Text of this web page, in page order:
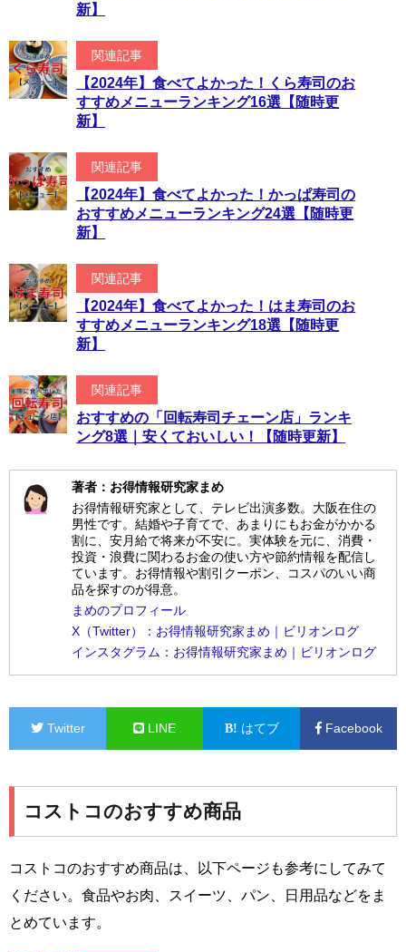
新】
関連記事
【2024年】食べてよかった！くら寿司のお
すすめメニューランキング16選【随時更
新】
関連記事
【2024年】食べてよかった！かっぱ寿司の
おすすめメニューランキング24選【随時更
新】
関連記事
【2024年】食べてよかった！はま寿司のお
すすめメニューランキング18選【随時更
新】
関連記事
おすすめの「回転寿司チェーン店」ランキ
ング8選｜安くておいしい！【随時更新】
著者：お得情報研究家まめ
お得情報研究家として、テレビ出演多数。大阪在住の
男性です。結婚や子育てで、あまりにもお金がかかる
割に、安月給で将来が不安に。実体験を元に、消費・
投資・浪費に関わるお金の使い方や節約情報を配信し
ています。お得情報や割引クーポン、コスパのいい商
品を探すのが得意。
まめのプロフィール
X（Twitter）：お得情報研究家まめ｜ビリオンログ
インスタグラム：お得情報研究家まめ｜ビリオンログ
Twitter LINE はてブ Facebook
コストコのおすすめ商品
コストコのおすすめ商品は、以下ページも参考にしてみて
ください。食品やお肉、スイーツ、パン、日用品などをま
とめています。